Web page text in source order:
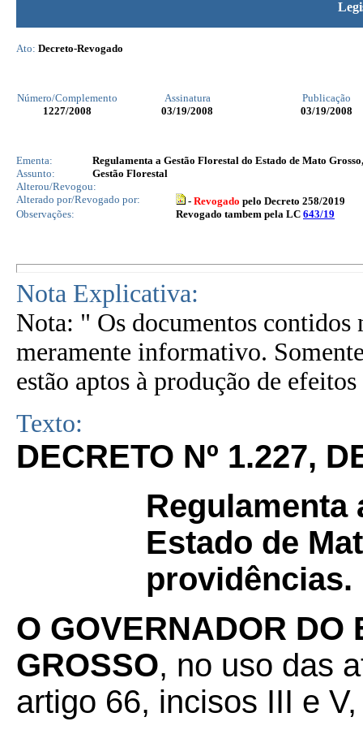
Ato: Decreto-Revogado
Número/Complemento Assinatura
Publicação
1227/2008 03/19/2008 03/19/2008
Ementa:
Regulamenta a Gestão Florestal do Estado de Mato
Assunto:
Gestão Florestal
Alterou/Revogou:
Alterado por/Revogado por:
- Revogado pelo Decreto 258/2019
Observações:
Revogado tambem pela LC 643/19
Nota Explicativa:
Nota: " Os documentos contidos
meramente informativo.
estão aptos à produção de
Texto:
DECRETO Nº 1.227,
Regulamenta
Estado de
providências.
O GOVERNADOR DO
GROSSO, no uso das
artigo 66, incisos III e